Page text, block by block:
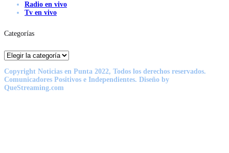
Radio en vivo
Tv en vivo
Categorías
Categorías
Copyright Noticias en Punta 2022, Todos los derechos reservados.
Comunicadores Positivos e Independientes. Diseño by
QueStreaming.com